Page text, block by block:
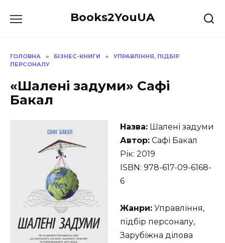
до
Books2YouUA
ГОЛОВНА » БІЗНЕС-КНИГИ »
УПРАВЛІННЯ, ПІДБІР
ПЕРСОНАЛУ
«Шалені задуми» Сафі
Бакал
Назва: Шалені задуми
Автор: Сафі Бакал
Рік: 2019
ISBN: 978-617-09-6168-
6
Жанри: Управління,
підбір персоналу,
Зарубіжна ділова